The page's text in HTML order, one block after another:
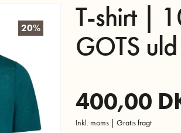
20%
T-shirt |
GOTS
400,00
Inkl. moms | Gratis fragt